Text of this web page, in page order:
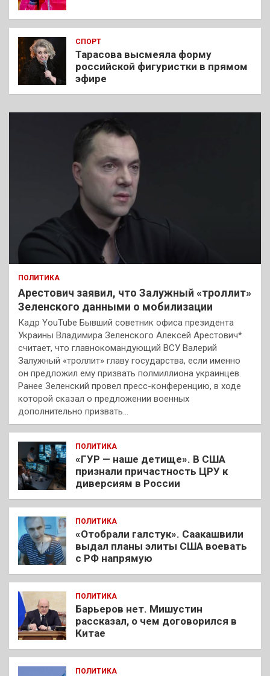
СПОРТ
Тарасова высмеяла форму
российской фигуристки в прямом
эфире
ПОЛИТИКА
Арестович заявил, что Залужный «троллит»
Зеленского данными о мобилизации
Кадр YouTube Бывший советник офиса президента
Украины Владимира Зеленского Алексей Арестович*
считает, что главнокомандующий ВСУ Валерий
Залужный «троллит» главу государства, если именно
он предложил ему призвать полмиллиона украинцев.
Ранее Зеленский провел пресс-конференцию, в ходе
которой сказал о предложении военных
дополнительно призвать…
ПОЛИТИКА
«ГУР — наше детище». В США
признали причастность ЦРУ к
диверсиям в России
ПОЛИТИКА
«Отобрали галстук». Саакашвили
выдал планы элиты США воевать
с РФ напрямую
ПОЛИТИКА
Барьеров нет. Мишустин
рассказал, о чем договорился в
Китае
ПОЛИТИКА